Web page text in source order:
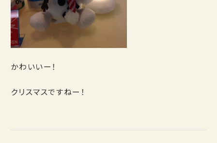
かわいいー！
クリスマスですねー！